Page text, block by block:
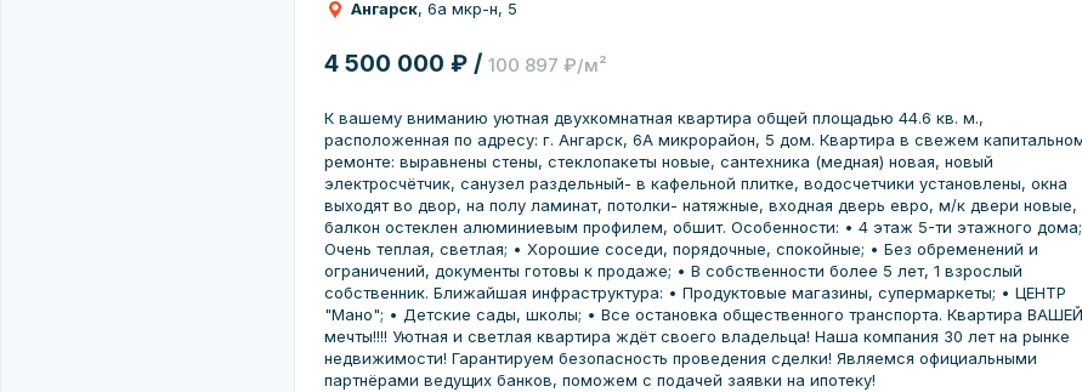
Ангарск, 6а мкр-н, 5
4 500 000 ₽ / 100 897 ₽/м²
К вашему вниманию уютная двухкомнатная квартира общей площадью 44.6 кв. м.,
расположенная по адресу: г. Ангарск, 6А микрорайон, 5 дом. Квартира в свежем
ремонте: выравнены стены, стеклопакеты новые, сантехника (медная) новая, новый
электросчётчик, санузел раздельный- в кафельной плитке, водосчетчики установлены, окна
выходят во двор, на полу ламинат, потолки- натяжные, входная дверь евро, м/к двери новые,
балкон остеклен алюминиевым профилем, обшит. Особенности: • 4 этаж 5-ти этажного
Очень теплая, светлая; • Хорошие соседи, порядочные, спокойные; • Без обременений и
ограничений, документы готовы к продаже; • В собственности более 5 лет, 1 взрослый
собственник. Ближайшая инфраструктура: • Продуктовые магазины, супермаркеты; • ЦЕНТР
"Мано"; • Детские сады, школы; • Все остановка общественного транспорта. Квартира ВАШЕЙ
мечты!!!! Уютная и светлая квартира ждёт своего владельца! Наша компания 30 лет на рынке
недвижимости! Гарантируем безопасность проведения сделки! Являемся официальными
партнёрами ведущих банков, поможем с подачей заявки на ипотеку!